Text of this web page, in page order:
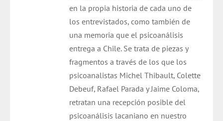
en la propia historia de cada uno de
los entrevistados, como también de
una memoria que el psicoanálisis
entrega a Chile. Se trata de piezas y
fragmentos a través de los que los
psicoanalistas Michel Thibault, Colette
Debeuf, Rafael Parada y Jaime Coloma,
retratan una recepción posible del
psicoanálisis lacaniano en nuestro